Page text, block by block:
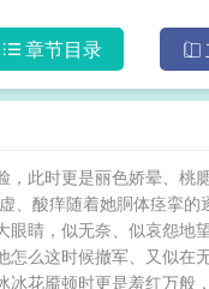
章节目录
此时更是丽色娇晕、桃
、酸痒随着她胴体痉挛
睛，似无奈、似哀怨地
么这时候撤军、又似在
花靥顿时更是羞红万般